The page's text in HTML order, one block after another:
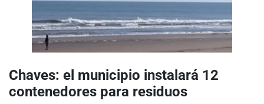
Chaves: el municipio instalará 12
contenedores para residuos